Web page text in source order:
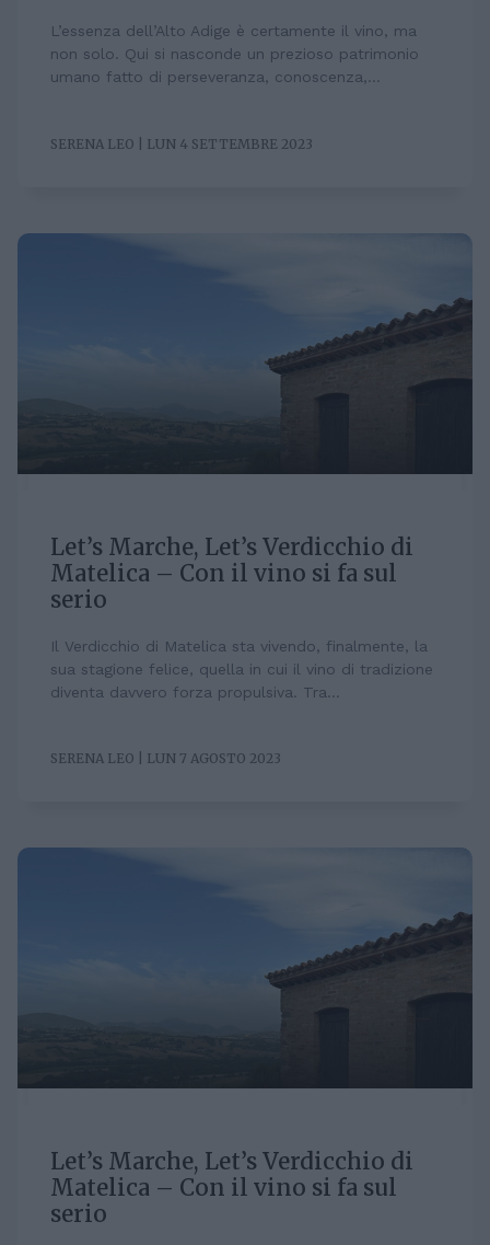
L’essenza dell’Alto Adige è certamente il vino, ma
non solo. Qui si nasconde un prezioso patrimonio
umano fatto di perseveranza, conoscenza,...
SERENA LEO | LUN 4 SETTEMBRE 2023
Let’s Marche, Let’s Verdicchio di
Matelica – Con il vino si fa sul
serio
Il Verdicchio di Matelica sta vivendo, finalmente, la
sua stagione felice, quella in cui il vino di tradizione
diventa davvero forza propulsiva. Tra...
SERENA LEO | LUN 7 AGOSTO 2023
Let’s Marche, Let’s Verdicchio di
Matelica – Con il vino si fa sul
serio